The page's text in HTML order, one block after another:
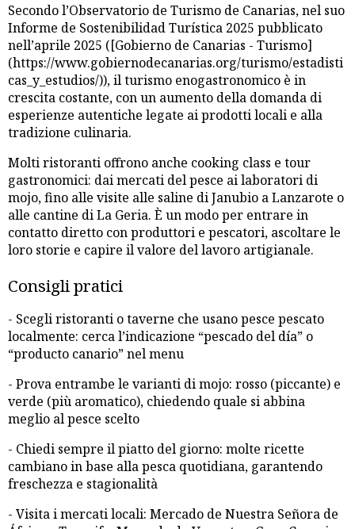
Secondo l’Observatorio de Turismo de Canarias, nel suo
Informe de Sostenibilidad Turística 2025 pubblicato
nell’aprile 2025 ([Gobierno de Canarias - Turismo]
(https://www.gobiernodecanarias.org/turismo/estadisti
cas_y_estudios/)), il turismo enogastronomico è in
crescita costante, con un aumento della domanda di
esperienze autentiche legate ai prodotti locali e alla
tradizione culinaria.
Molti ristoranti offrono anche cooking class e tour
gastronomici: dai mercati del pesce ai laboratori di
mojo, fino alle visite alle saline di Janubio a Lanzarote o
alle cantine di La Geria. È un modo per entrare in
contatto diretto con produttori e pescatori, ascoltare le
loro storie e capire il valore del lavoro artigianale.
Consigli pratici
- Scegli ristoranti o taverne che usano pesce pescato
localmente: cerca l’indicazione “pescado del día” o
“producto canario” nel menu
- Prova entrambe le varianti di mojo: rosso (piccante) e
verde (più aromatico), chiedendo quale si abbina
meglio al pesce scelto
- Chiedi sempre il piatto del giorno: molte ricette
cambiano in base alla pesca quotidiana, garantendo
freschezza e stagionalità
- Visita i mercati locali: Mercado de Nuestra Señora de